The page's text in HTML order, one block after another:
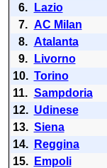
6.
Lazio
7. AC Milan
8. Atalanta
9.
Livorno
10. Torino
11. Sampdoria
12. Udinese
13. Siena
14.
Reggina
15.
Empoli